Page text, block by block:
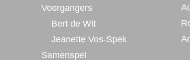
Voorgangers
Bert de Wit
Jeanette Vos-Spek
Samenspel